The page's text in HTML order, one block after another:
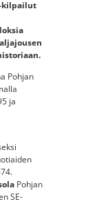
kilpailut
Pohjan
ja
Pohjan
SE-